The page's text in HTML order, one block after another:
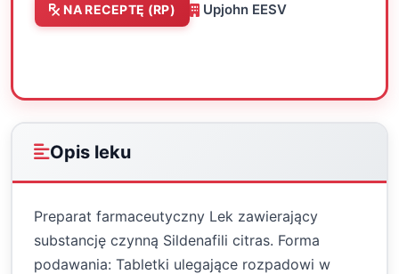
NA RECEPTĘ (RP) Upjohn EESV
Opis leku
Preparat farmaceutyczny Lek zawierający
substancję czynną Sildenafili citras. Forma
podawania: Tabletki ulegające rozpadowi w